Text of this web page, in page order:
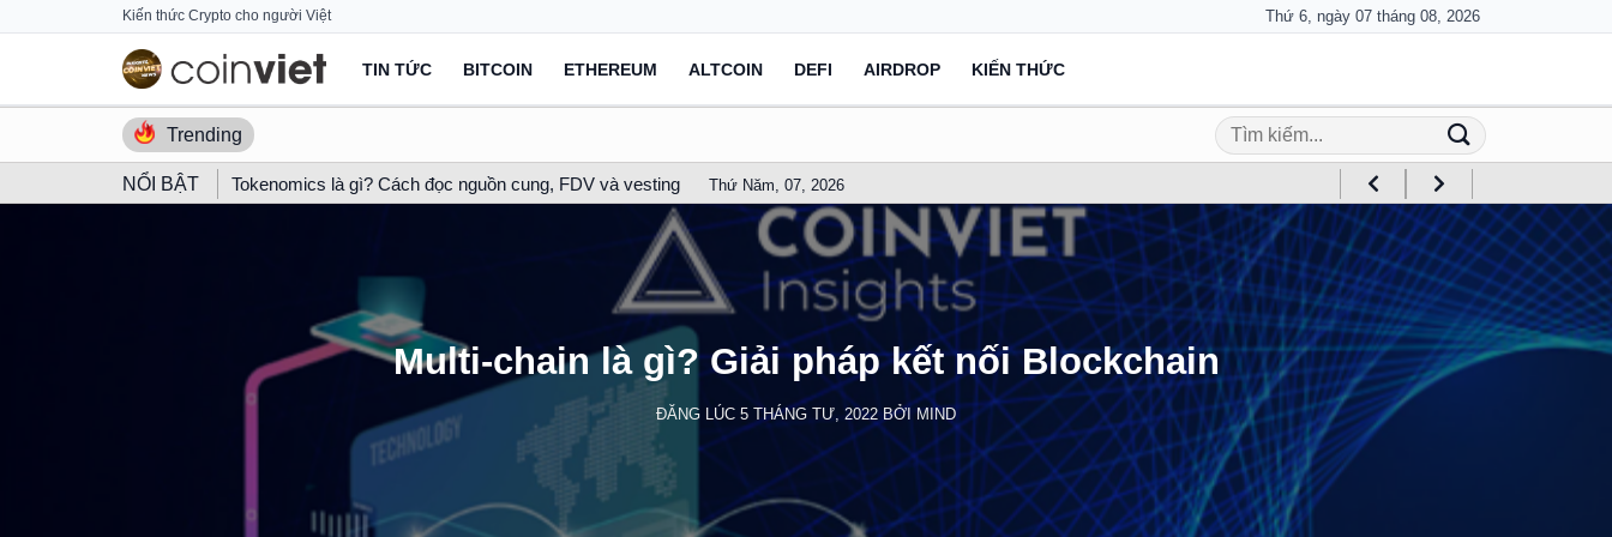
Kiến thức Crypto cho người Việt Thứ 6, ngày 07 tháng 08, 2026
TIN TỨC BITCOIN ETHEREUM ALTCOIN DEFI AIRDROP KIẾN THỨC
Trending
NỔI BẬT Tokenomics là gì? Cách đọc nguồn cung, FDV và vesting Thứ Năm, 07, 2026
Multi-chain là gì? Giải pháp kết nối Blockchain
ĐĂNG LÚC 5 THÁNG TƯ, 2022 BỞI MIND